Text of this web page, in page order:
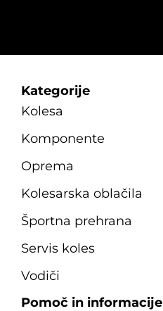
Kategorije
Kolesa
Komponente
Oprema
Kolesarska oblačila
Športna prehrana
Servis koles
Vodiči
Pomoč in informacije